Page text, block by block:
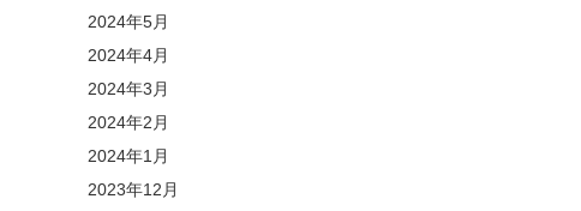
2024年5月
2024年4月
2024年3月
2024年2月
2024年1月
2023年12月